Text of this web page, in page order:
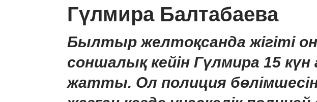
Гүлмира Балтабаева
Былтыр желтоқсанда жігіті
соншалық кейін Гүлмира 15 күн
жатты. Ол полиция